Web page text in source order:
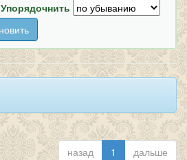
Упорядочнить
назад 1 дальше